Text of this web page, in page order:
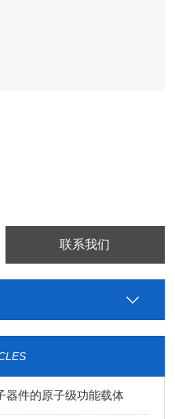
联系我们
器件的原子级功能载体